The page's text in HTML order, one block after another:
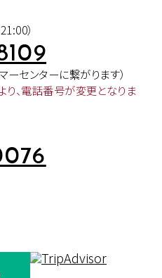
）
ーセンターに繋がります）
、電話番号が変更となりま